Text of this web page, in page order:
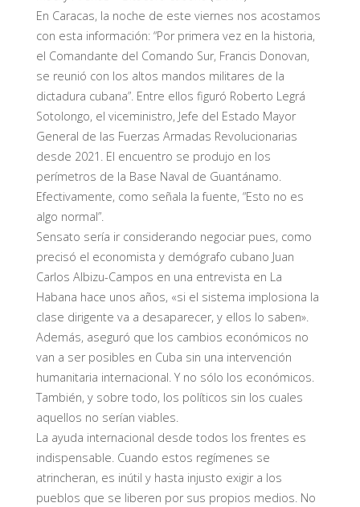
En Caracas, la noche de este viernes nos acostamos
con esta información: “Por primera vez en la historia,
el Comandante del Comando Sur, Francis Donovan,
se reunió con los altos mandos militares de la
dictadura cubana”. Entre ellos figuró Roberto Legrá
Sotolongo, el viceministro, Jefe del Estado Mayor
General de las Fuerzas Armadas Revolucionarias
desde 2021. El encuentro se produjo en los
perímetros de la Base Naval de Guantánamo.
Efectivamente, como señala la fuente, “Esto no es
algo normal”.
Sensato sería ir considerando negociar pues, como
precisó el economista y demógrafo cubano Juan
Carlos Albizu-Campos en una entrevista en La
Habana hace unos años, «si el sistema implosiona la
clase dirigente va a desaparecer, y ellos lo saben».
Además, aseguró que los cambios económicos no
van a ser posibles en Cuba sin una intervención
humanitaria internacional. Y no sólo los económicos.
También, y sobre todo, los políticos sin los cuales
aquellos no serían viables.
La ayuda internacional desde todos los frentes es
indispensable. Cuando estos regímenes se
atrincheran, es inútil y hasta injusto exigir a los
pueblos que se liberen por sus propios medios. No